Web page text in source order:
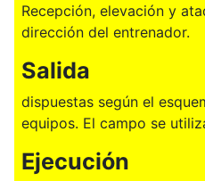
Recepción, elevación y
dirección del entrenador.
Salida
dispuestas según el
equipos. El campo se
Ejecución